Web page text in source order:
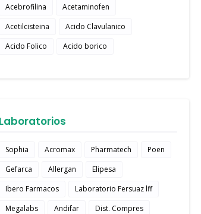
Acebrofilina
Acetaminofen
Acetilcisteina
Acido Clavulanico
Acido Folico
Acido borico
Laboratorios
Sophia Acromax Pharmatech
Poen
Gefarca
Allergan
Elipesa
Ibero Farmacos
Laboratorio Fersuaz lff
Megalabs
Andifar
Dist. Compres